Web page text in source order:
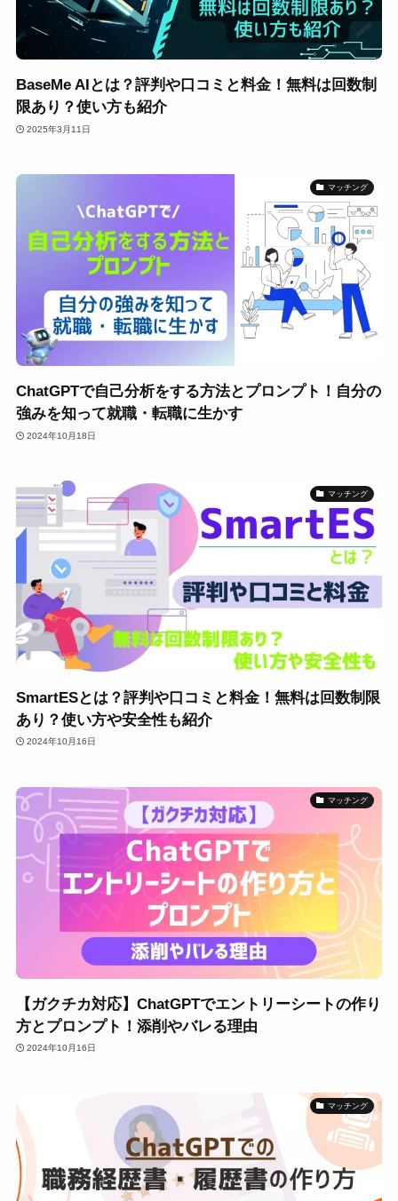
BaseMe AIとは？評判や口コミと料金！無料は回数制
限あり？使い方も紹介
2025年3月11日
マッチング
ChatGPTで自己分析をする方法とプロンプト！自分の
強みを知って就職・転職に生かす
2024年10月18日
マッチング
SmartESとは？評判や口コミと料金！無料は回数制限
あり？使い方や安全性も紹介
2024年10月16日
マッチング
【ガクチカ対応】ChatGPTでエントリーシートの作り
方とプロンプト！添削やバレる理由
2024年10月16日
マッチング